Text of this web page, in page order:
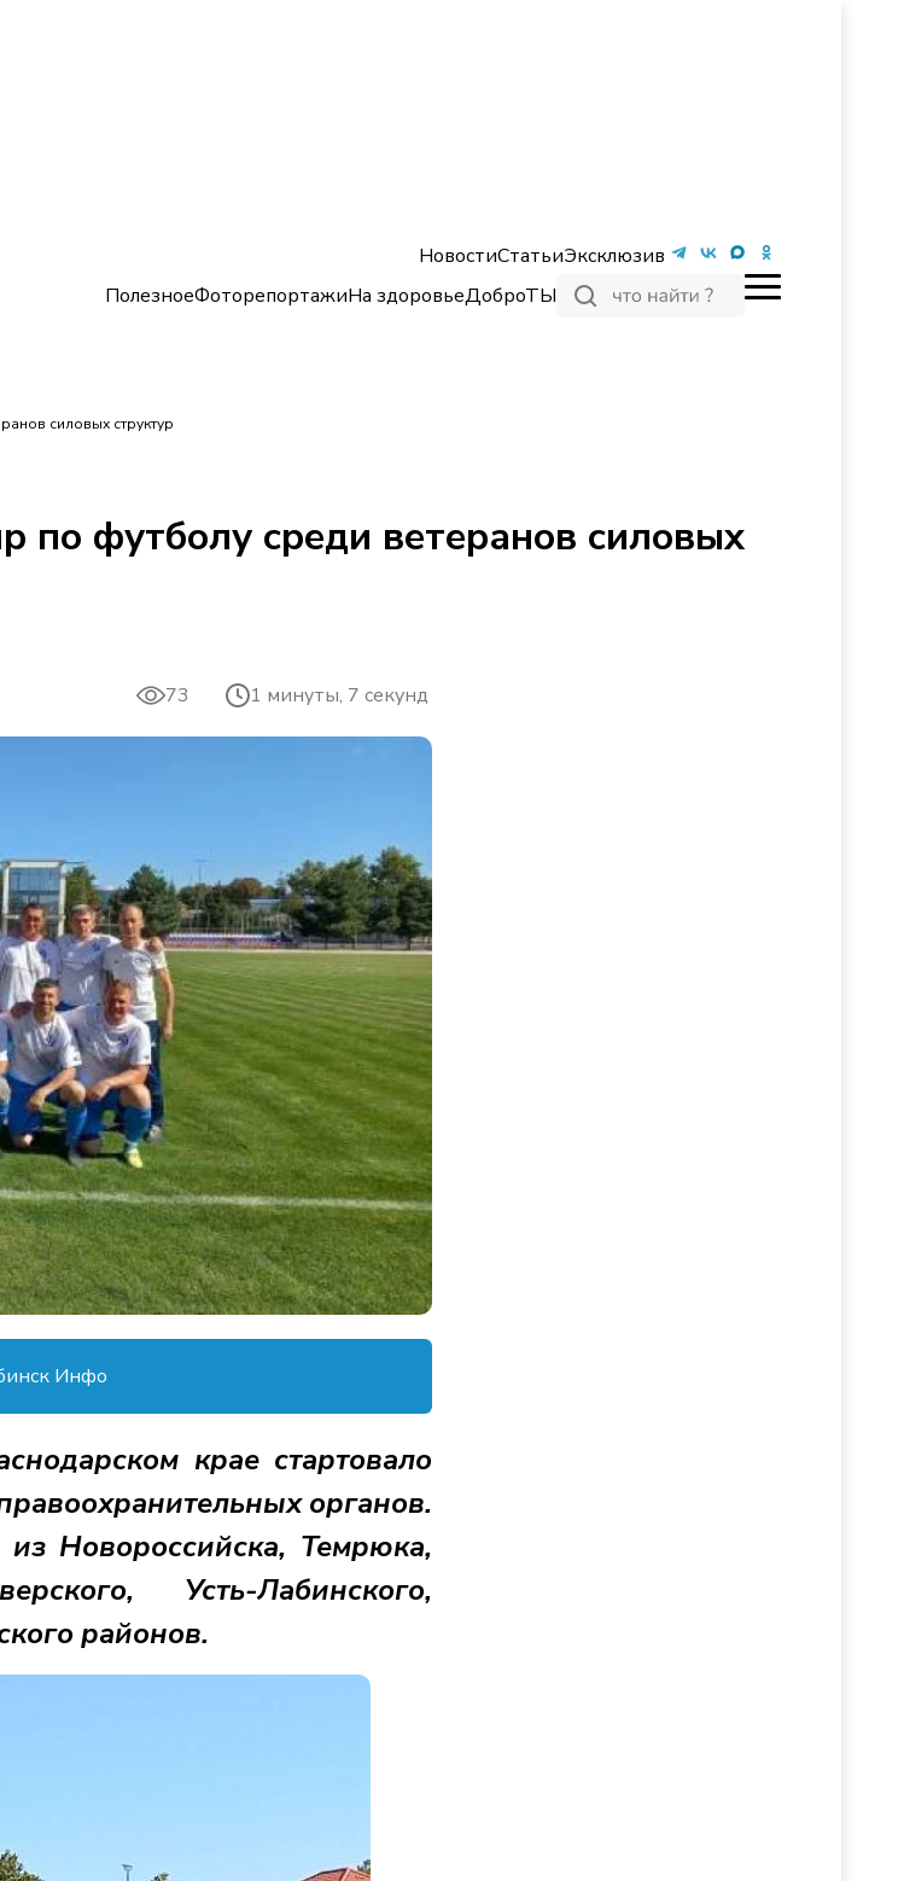
НовостиСтатьиЭксклюзив
ПолезноеФоторепортажиНа здоровьеДоброТЫ
силовых структур
по футболу среди ветеранов силовых
73 1 минуты, 7 секунд
Инфо
крае стартовало
органов.
Новороссийска, Темрюка,
Усть-Лабинского,
районов.